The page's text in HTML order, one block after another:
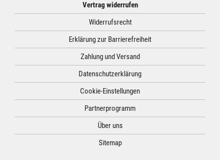
Vertrag widerrufen
Widerrufsrecht
Erklärung zur Barrierefreiheit
Zahlung und Versand
Datenschutzerklärung
Cookie-Einstellungen
Partnerprogramm
Über uns
Sitemap